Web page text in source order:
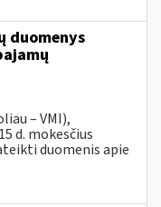
duomenys
– VMI),
d. mokesčius
duomenis apie